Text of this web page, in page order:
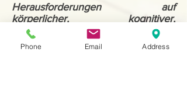
Herausforderungen auf
körperlicher, kognitiver,
emotionaler und
verhaltensbezogener Ebene sind
niemals Ziele an sich, sondern
Phone Email Address